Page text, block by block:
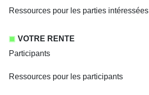
Ressources pour les parties intéressées
VOTRE RENTE
Participants
Ressources pour les participants